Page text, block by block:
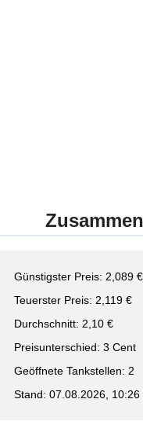
Günstigster Preis: 2,089 €
Teuerster Preis: 2,119 €
Durchschnitt: 2,10 €
Preisunterschied: 3 Cent
Geöffnete Tankstellen: 2
Stand: 07.08.2026, 10:26